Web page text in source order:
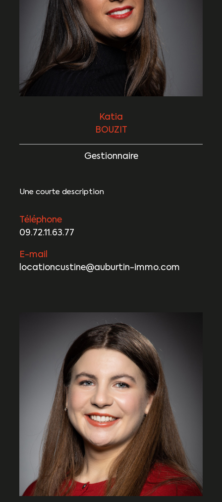
Katia
BOUZIT
Gestionnaire
Une courte description
Téléphone
09.72.11.63.77
E-mail
locationcustine@auburtin-immo.com